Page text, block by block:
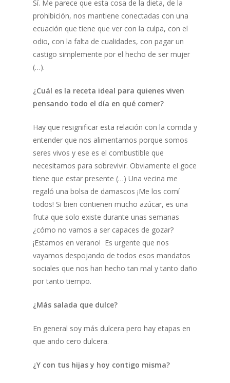
Sí. Me parece que esta cosa de la dieta, de la
prohibición, nos mantiene conectadas con una
ecuación que tiene que ver con la culpa, con el
odio, con la falta de cualidades, con pagar un
castigo simplemente por el hecho de ser mujer
(…).
¿Cuál es la receta ideal para quienes viven
pensando todo el día en qué comer?
Hay que resignificar esta relación con la comida y
entender que nos alimentamos porque somos
seres vivos y ese es el combustible que
necesitamos para sobrevivir. Obviamente el goce
tiene que estar presente (…) Una vecina me
regaló una bolsa de damascos ¡Me los comí
todos! Si bien contienen mucho azúcar, es una
fruta que solo existe durante unas semanas
¿cómo no vamos a ser capaces de gozar?
¡Estamos en verano! Es urgente que nos
vayamos despojando de todos esos mandatos
sociales que nos han hecho tan mal y tanto daño
por tanto tiempo.
¿Más salada que dulce?
En general soy más dulcera pero hay etapas en
que ando cero dulcera.
¿Y con tus hijas y hoy contigo misma?